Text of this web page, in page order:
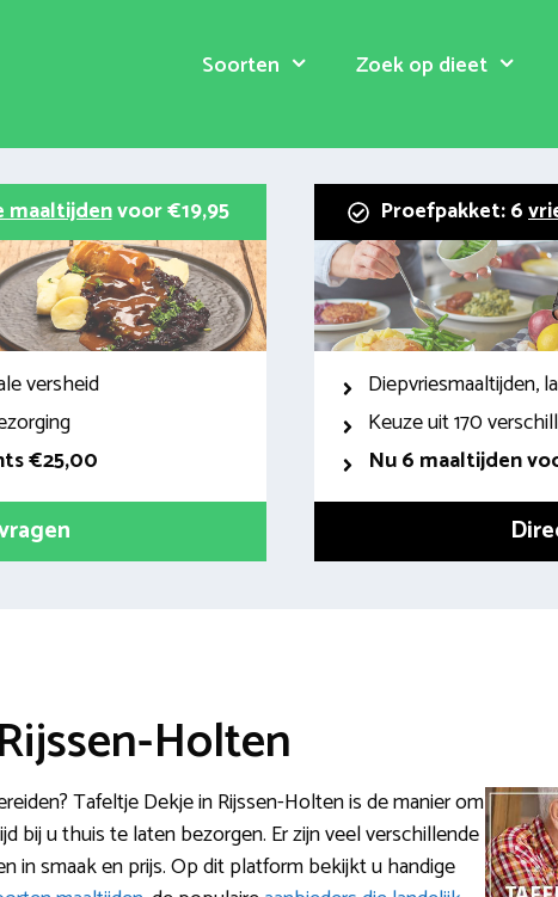
Soorten Zoek op dieet
maaltijdenvoor €19,95
versheid
€25,00
Proefpakket: 6
Diepvriesmaaltijden,
Keuze uit 170
Nu 6 maaltijden
Holten
Tafeltje Dekje in Rijssen-Holten is de manier om
bij u thuis te laten bezorgen. Er zijn veel verschillende
in smaak en prijs. Op dit platform bekijkt u handige